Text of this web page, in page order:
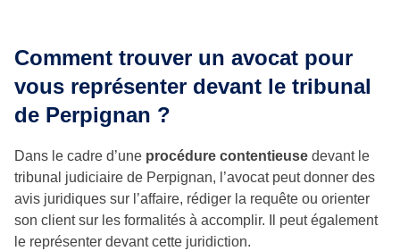
Comment trouver un avocat pour
vous représenter devant le tribunal
de Perpignan ?
Dans le cadre d’une procédure contentieuse devant le
tribunal judiciaire de Perpignan, l’avocat peut donner des
avis juridiques sur l’affaire, rédiger la requête ou orienter
son client sur les formalités à accomplir. Il peut également
le représenter devant cette juridiction.